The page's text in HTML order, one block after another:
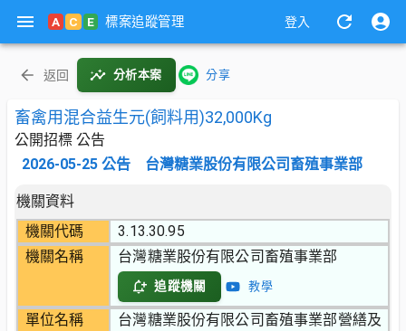
A C E 標案追蹤管理 登入
返回 分析本案 分享
畜禽用混合益生元(飼料用)32,000Kg
公開招標 公告
2026-05-25 公告 台灣糖業股份有限公司畜殖事業部
機關資料
機關代碼
3.13.30.95
機關名稱
台灣糖業股份有限公司畜殖事業部
追蹤機關 教學
單位名稱
台灣糖業股份有限公司畜殖事業部營繕及